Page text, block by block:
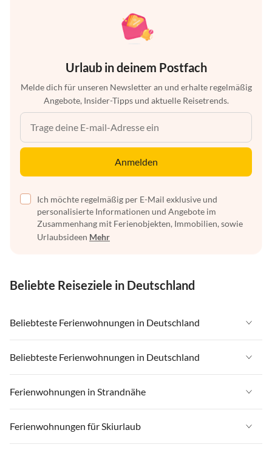
Urlaub in deinem Postfach
Melde dich für unseren Newsletter an und erhalte regelmäßig
Angebote, Insider-Tipps und aktuelle Reisetrends.
Anmelden
Ich möchte regelmäßig per E-Mail exklusive und
personalisierte Informationen und Angebote im
Zusammenhang mit Ferienobjekten, Immobilien, sowie
Urlaubsideen Mehr
Beliebte Reiseziele in Deutschland
Beliebteste Ferienwohnungen in Deutschland
Ferienwohnungen in Deutschland
Ferienwohnungen in Ostsee
Ferienwohnungen in Nordsee
Ferienwohnungen in Mecklenburg-Vorpommern
Beliebteste Ferienwohnungen in Deutschland
Ferienwohnungen in Deutschland
Ferienwohnungen in Ostsee
Ferienwohnungen in Nordsee
Ferienwohnungen in Strandnähe
Ferienwohnungen in Strandnähe in Deutschland
Ferienwohnungen in Strandnähe in Ostsee
Ferienwohnungen für Skiurlaub